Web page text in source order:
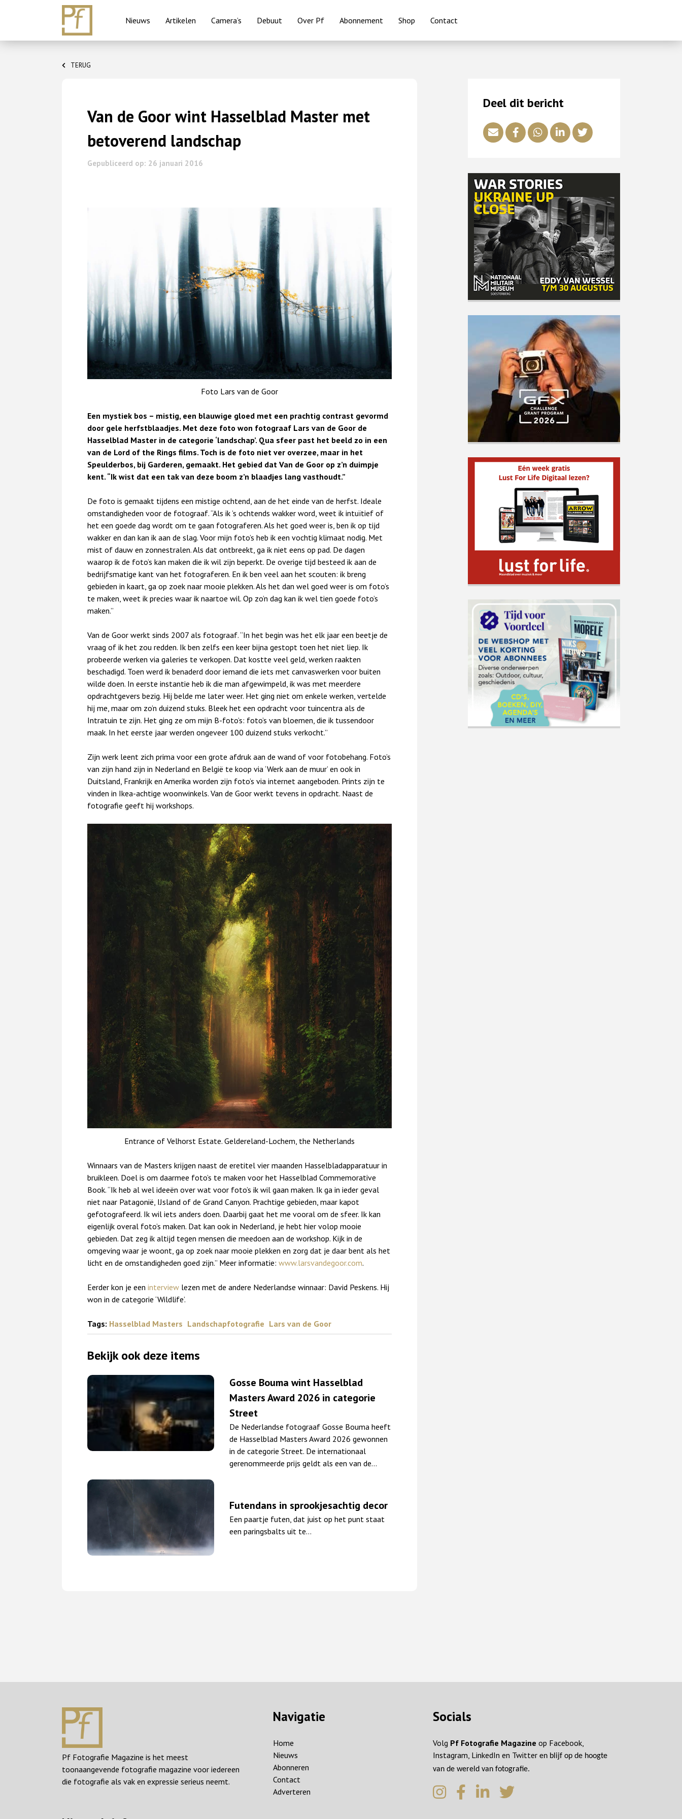
Nieuws Artikelen Camera’s Debuut Over Pf Abonnement Shop Contact
TERUG
Van de Goor wint Hasselblad Master met
betoverend landschap
Gepubliceerd op: 26 januari 2016
Foto Lars van de Goor
Een mystiek bos – mistig, een blauwige gloed met een prachtig contrast gevormd
door gele herfstblaadjes. Met deze foto won fotograaf Lars van de Goor de
Hasselblad Master in de categorie ‘landschap’. Qua sfeer past het beeld zo in een
van de Lord of the Rings films. Toch is de foto niet ver overzee, maar in het
Speulderbos, bij Garderen, gemaakt. Het gebied dat Van de Goor op z’n duimpje
kent. “Ik wist dat een tak van deze boom z’n blaadjes lang vasthoudt.”
De foto is gemaakt tijdens een mistige ochtend, aan de het einde van de herfst. Ideale
omstandigheden voor de fotograaf. “Als ik ’s ochtends wakker word, weet ik intuïtief of
het een goede dag wordt om te gaan fotograferen. Als het goed weer is, ben ik op tijd
wakker en dan kan ik aan de slag. Voor mijn foto’s heb ik een vochtig klimaat nodig. Met
mist of dauw en zonnestralen. Als dat ontbreekt, ga ik niet eens op pad. De dagen
waarop ik de foto’s kan maken die ik wil zijn beperkt. De overige tijd besteed ik aan de
bedrijfsmatige kant van het fotograferen. En ik ben veel aan het scouten: ik breng
gebieden in kaart, ga op zoek naar mooie plekken. Als het dan wel goed weer is om foto’s
te maken, weet ik precies waar ik naartoe wil. Op zo’n dag kan ik wel tien goede foto’s
maken.”
Van de Goor werkt sinds 2007 als fotograaf. “In het begin was het elk jaar een beetje de
vraag of ik het zou redden. Ik ben zelfs een keer bijna gestopt toen het niet liep. Ik
probeerde werken via galeries te verkopen. Dat kostte veel geld, werken raakten
beschadigd. Toen werd ik benaderd door iemand die iets met canvaswerken voor buiten
wilde doen. In eerste instantie heb ik die man afgewimpeld, ik was met meerdere
opdrachtgevers bezig. Hij belde me later weer. Het ging niet om enkele werken, vertelde
hij me, maar om zo’n duizend stuks. Bleek het een opdracht voor tuincentra als de
Intratuin te zijn. Het ging ze om mijn B-foto’s: foto’s van bloemen, die ik tussendoor
maak. In het eerste jaar werden ongeveer 100 duizend stuks verkocht.”
Zijn werk leent zich prima voor een grote afdruk aan de wand of voor fotobehang. Foto’s
van zijn hand zijn in Nederland en België te koop via ‘Werk aan de muur’ en ook in
Duitsland, Frankrijk en Amerika worden zijn foto’s via internet aangeboden. Prints zijn te
vinden in Ikea-achtige woonwinkels. Van de Goor werkt tevens in opdracht. Naast de
fotografie geeft hij workshops.
Entrance of Velhorst Estate. Geldereland-Lochem, the Netherlands
Winnaars van de Masters krijgen naast de eretitel vier maanden Hasselbladapparatuur in
bruikleen. Doel is om daarmee foto’s te maken voor het Hasselblad Commemorative
Book. “Ik heb al wel ideeën over wat voor foto’s ik wil gaan maken. Ik ga in ieder geval
niet naar Patagonië, IJsland of de Grand Canyon. Prachtige gebieden, maar kapot
gefotografeerd. Ik wil iets anders doen. Daarbij gaat het me vooral om de sfeer. Ik kan
eigenlijk overal foto’s maken. Dat kan ook in Nederland, je hebt hier volop mooie
gebieden. Dat zeg ik altijd tegen mensen die meedoen aan de workshop. Kijk in de
omgeving waar je woont, ga op zoek naar mooie plekken en zorg dat je daar bent als het
licht en de omstandigheden goed zijn.” Meer informatie: www.larsvandegoor.com.
Eerder kon je een interview lezen met de andere Nederlandse winnaar: David Peskens. Hij
won in de categorie ‘Wildlife’.
Tags: Hasselblad Masters Landschapfotografie Lars van de Goor
Bekijk ook deze items
Gosse Bouma wint Hasselblad
Masters Award 2026 in categorie
Street
De Nederlandse fotograaf Gosse Bouma heeft
de Hasselblad Masters Award 2026 gewonnen
in de categorie Street. De internationaal
gerenommeerde prijs geldt als een van de…
Futendans in sprookjesachtig decor
Een paartje futen, dat juist op het punt staat
een paringsbalts uit te…
Deel dit bericht
Pf Fotografie Magazine is het meest
toonaangevende fotografie magazine voor iedereen
die fotografie als vak en expressie serieus neemt.
Navigatie
Home
Nieuws
Abonneren
Contact
Adverteren
Socials
Volg Pf Fotografie Magazine op Facebook,
Instagram, LinkedIn en Twitteren blijf op de hoogte
van de wereld van fotografie.